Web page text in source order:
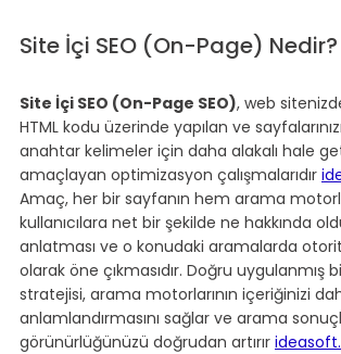
Site İçi SEO (On-Page) Nedir?
Site İçi SEO (On-Page SEO), web
HTML kodu üzerinde yapılan ve
anahtar kelimeler için daha alakalı hale
amaçlayan optimizasyon çalışmalarıdır
Amaç, her bir sayfanın hem arama
kullanıcılara net bir şekilde ne hakkında
anlatması ve o konudaki aramalarda
olarak öne çıkmasıdır. Doğru uygulanmış
stratejisi, arama motorlarının içeriğinizi
anlamlandırmasını sağlar ve arama
görünürlüğünüzü doğrudan artırır